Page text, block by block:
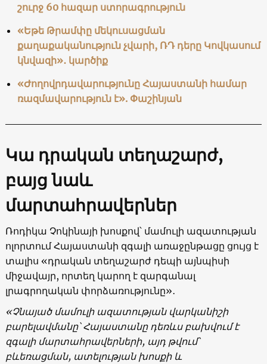
շուրջ 60 հազար ստորագրություն
«Եթե Թրամփը մեկուսացման
քաղաքականություն չվարի, ՌԴ դերը Կովկասում
կնվազի»․ կարծիք
«Ժողովրդավարությունը Հայաստանի համար
ռազմավարություն է». Փաշինյան
Կա դրական տեղաշարժ,
բայց նաև
մարտահրավերներ
Ռոդիկա Չոկինայի խոսքով՝ մամուլի ազատության
ոլորտում Հայաստանի զգալի առաջընթացը ցույց է
տալիս «դրական տեղաշարժ դեպի այնպիսի
միջավայր, որտեղ կարող է զարգանալ
լրագրողական փորձառությունը»․
«Չնայած մամուլի ազատության վարկանիշի
բարելավմանը՝ Հայաստանը դեռևս բախվում է
զգալի մարտահրավերների, այդ թվում՝
բևեռացման, ատելության խոսքի և